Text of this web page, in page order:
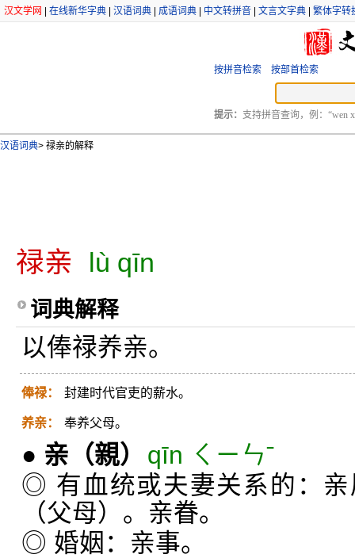
汉文学网 在线新华字典 汉语词典 成语词典 中文转拼音 文言文字典 繁体字转
按拼音检索 按部首检索
提示： 支持拼音查询，例：“wen
汉语词典> 禄亲的解释
禄亲 lù qīn
词典解释
以俸禄养亲。
俸禄： 封建时代官吏的薪水。
养亲： 奉养父母。
● 亲 （親）
qīn ㄑㄧㄣˉ
◎ 有血统或夫妻关系的：
（父母）。亲眷。
◎ 婚姻：亲事。